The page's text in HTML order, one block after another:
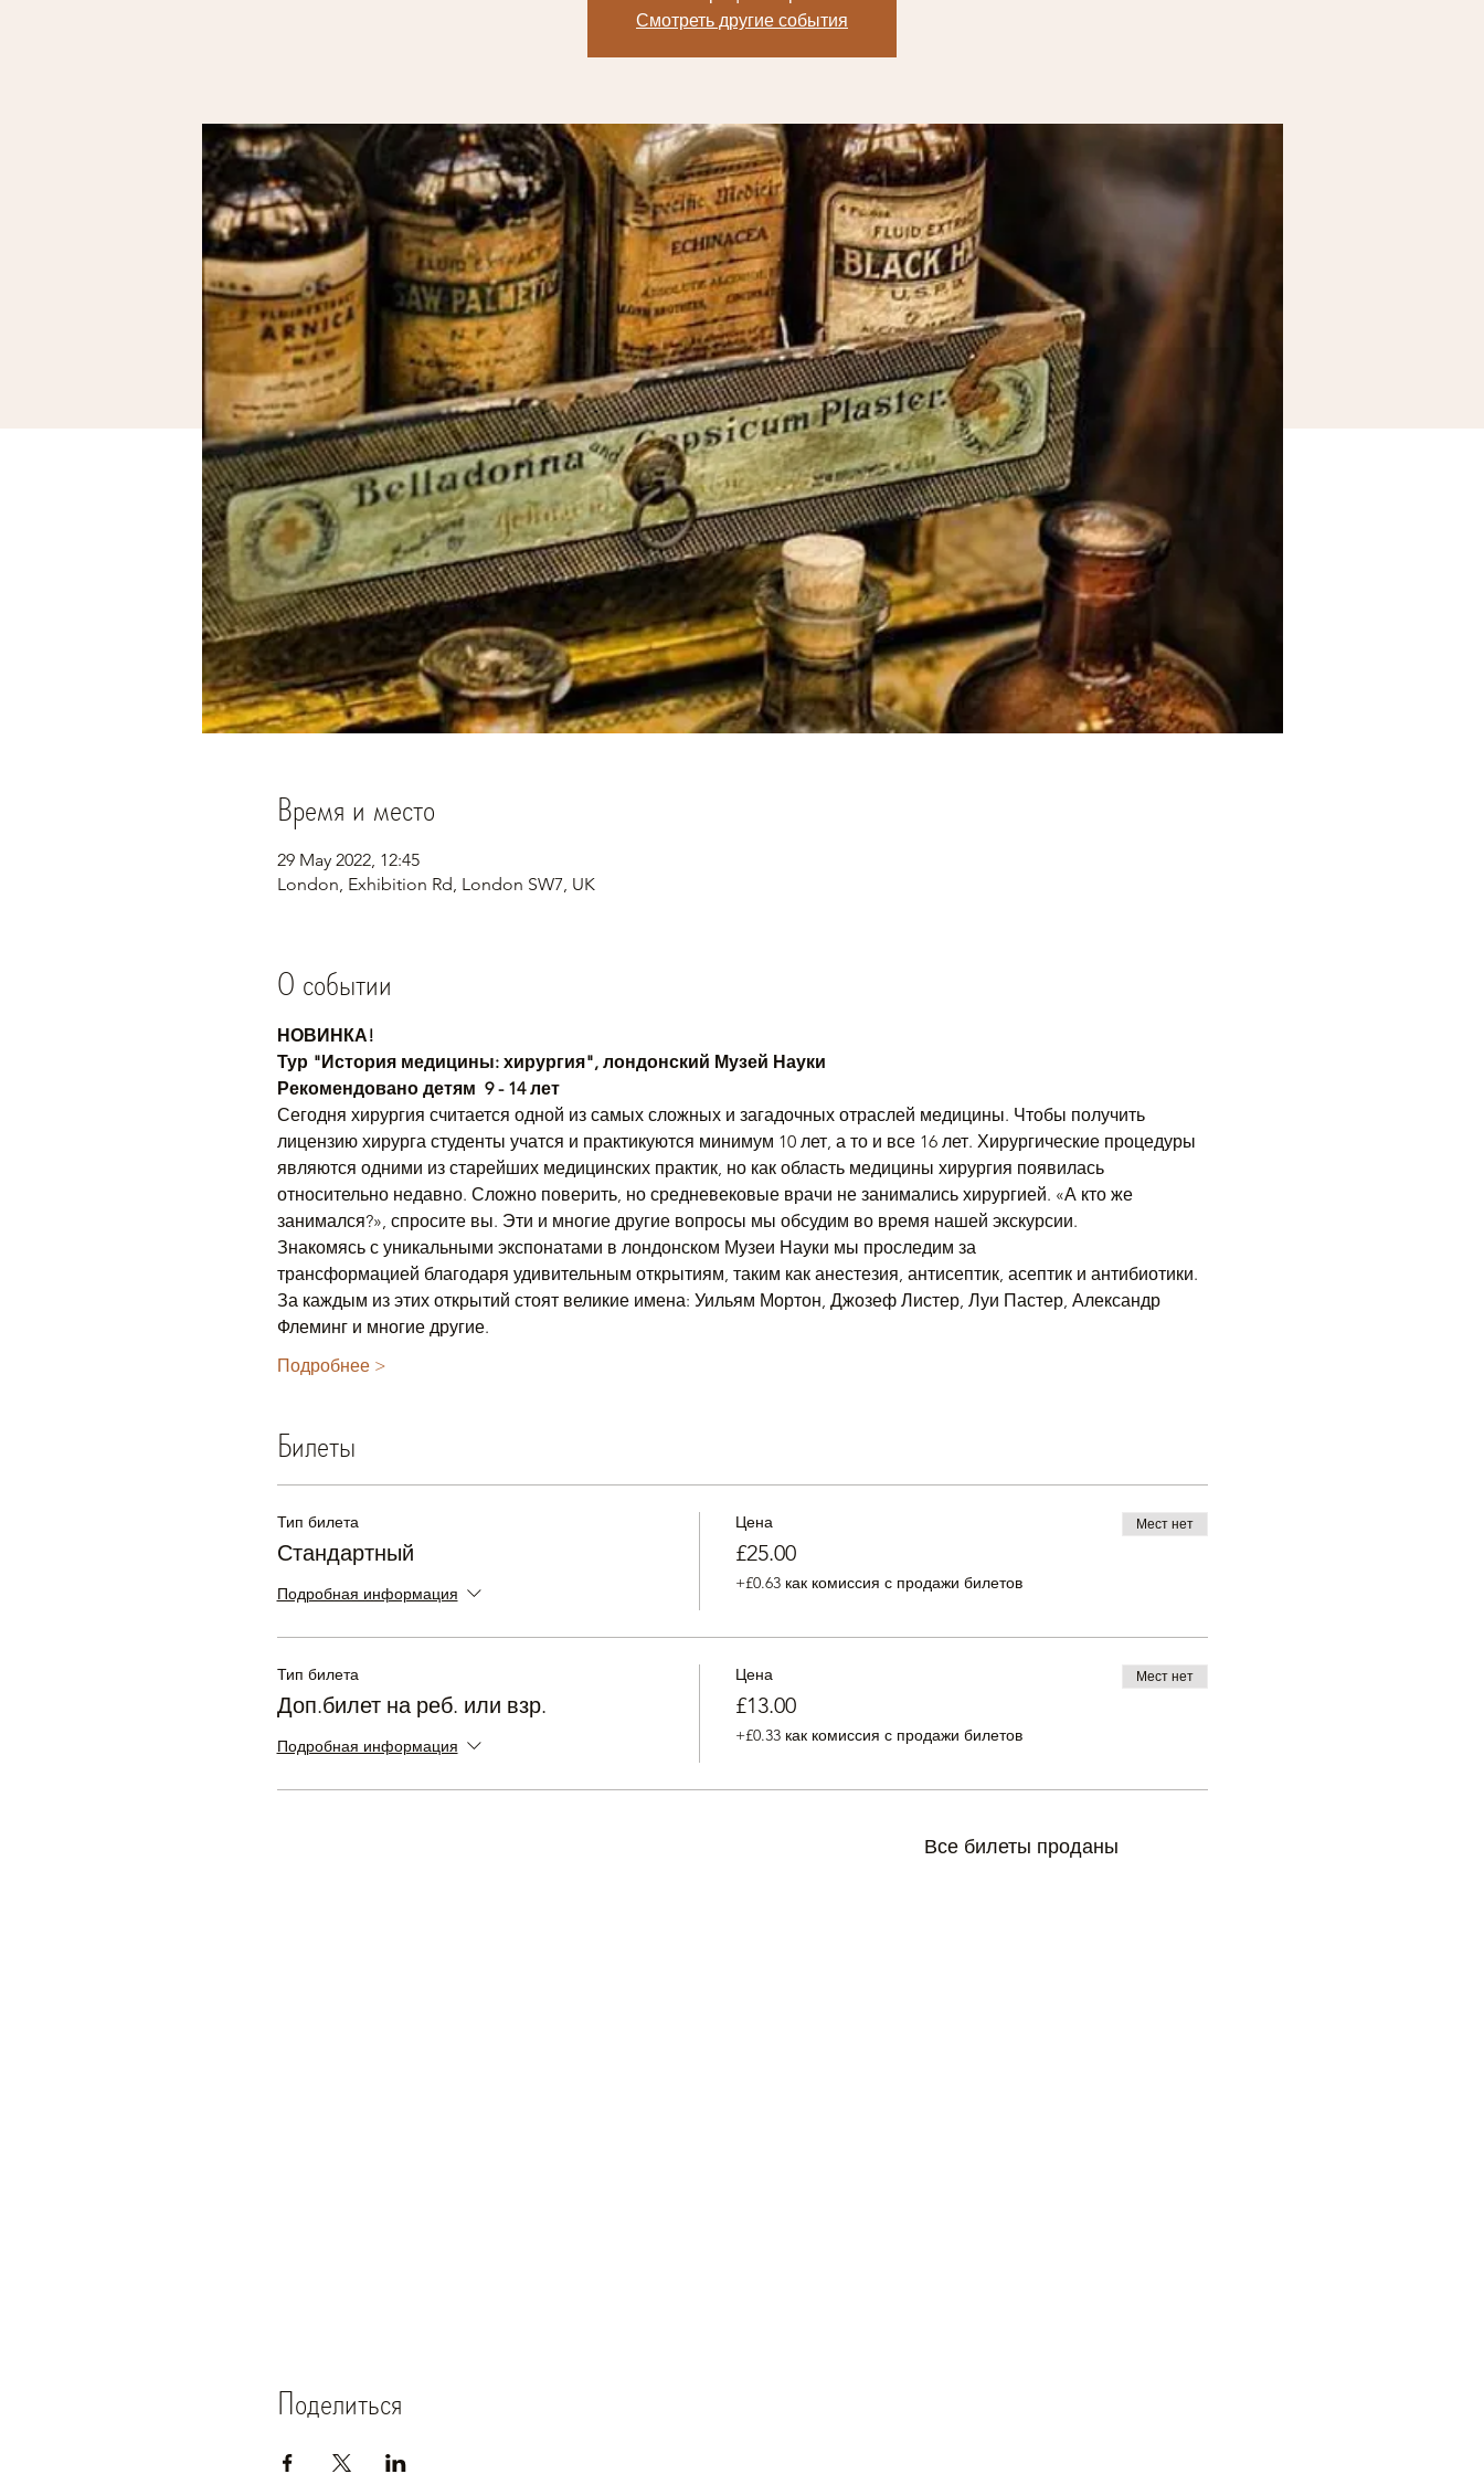
Смотреть другие события
Время и место
29 May 2022, 12:45
London, Exhibition Rd, London SW7, UK
О событии
НОВИНКА!
Тур "История медицины: хирургия", лондонский Музей Науки
Рекомендовано детям  9 - 14 лет
Сегодня хирургия считается одной из самых сложных и загадочных отраслей медицины. Чтобы получить
лицензию хирурга студенты учатся и практикуются минимум 10 лет, а то и все 16 лет. Хирургические процедуры
являются одними из старейших медицинских практик, но как область медицины хирургия появилась
относительно недавно. Сложно поверить, но средневековые врачи не занимались хирургией. «А кто же
занимался?», спросите вы. Эти и многие другие вопросы мы обсудим во время нашей экскурсии.
Знакомясь с уникальными экспонатами в лондонском Музеи Науки мы проследим за
трансформацией благодаря удивительным открытиям, таким как анестезия, антисептик, асептик и антибиотики.
За каждым из этих открытий стоят великие имена: Уильям Мортон, Джозеф Листер, Луи Пастер, Александр
Флеминг и многие другие.
Подробнее >
Билеты
Тип билета
Стандартный
Подробная информация
Цена
£25.00
+£0.63 как комиссия с продажи билетов
Мест нет
Тип билета
Доп.билет на реб. или взр.
Подробная информация
Цена
£13.00
+£0.33 как комиссия с продажи билетов
Мест нет
Все билеты проданы
Поделиться